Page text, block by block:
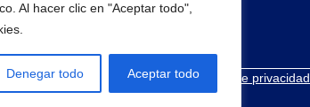
Al hacer clic en "Aceptar todo",
Denegar todo Aceptar todo
Términos y condicionesPolítica de privacidad